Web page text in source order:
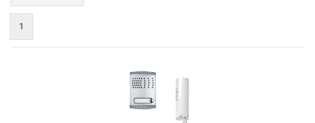
1